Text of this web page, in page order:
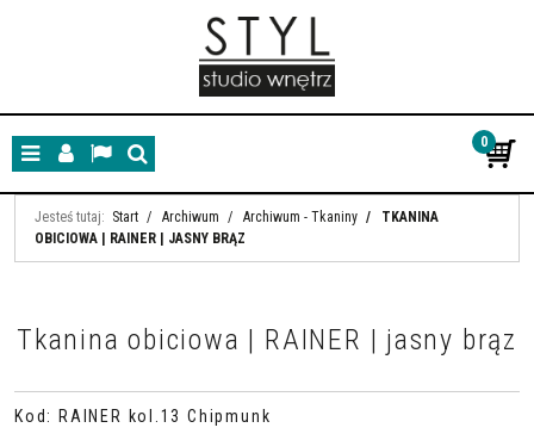
MenuPanelLangSzukaj
0
Jesteś tutaj: Start / Archiwum / Archiwum - Tkaniny /
TKANINA
OBICIOWA | RAINER | JASNY BRĄZ
Tkanina obiciowa | RAINER | jasny brąz
Kod : RAINER kol.13 Chipmunk